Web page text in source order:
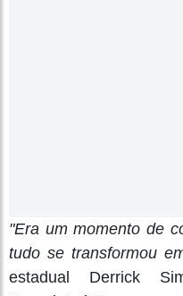
"Era um momento de
tudo se transformou
estadual Derrick